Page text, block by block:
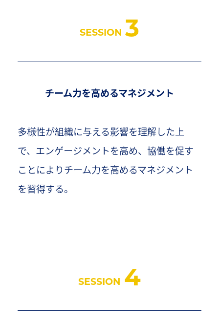
SESSION 3
チーム力を高めるマネジメント
多様性が組織に与える影響を理解した上
で、エンゲージメントを高め、協働を促す
ことによりチーム力を高めるマネジメント
を習得する。
SESSION 4